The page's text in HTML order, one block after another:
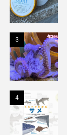
3
4